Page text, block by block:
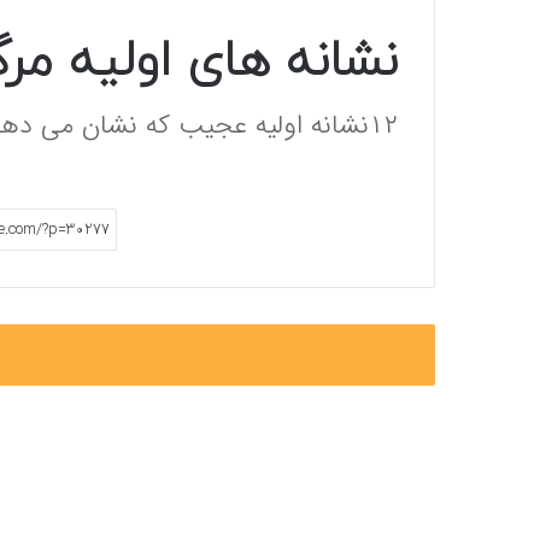
نشانه های اولیه
۱۲نشانه اولیه عجیب که نشان می دهد کبد شما در حال تخریب است.